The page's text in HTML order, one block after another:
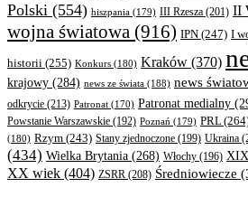
Polski (554) hiszpania (179) III Rzesza (201) II
wojna światowa (916) IPN (247) I
historii (255) Konkurs (180) Kraków (370)
krajowy (284) news ze świata (188) news
odkrycie (213) Patronat (170) Patronat medialny
Powstanie Warszawskie (192) Poznań (179) PRL
(180) Rzym (243) Stany zjednoczone (199) Ukraina
(434) Wielka Brytania (268) Włochy (196)
XX wiek (404) ZSRR (208) Średniowiecze